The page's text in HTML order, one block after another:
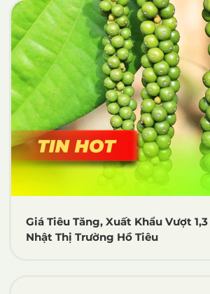
Giá Tiêu Tăng, Xuất Khẩu Vượt 1,3
Nhật Thị Trường Hồ Tiêu